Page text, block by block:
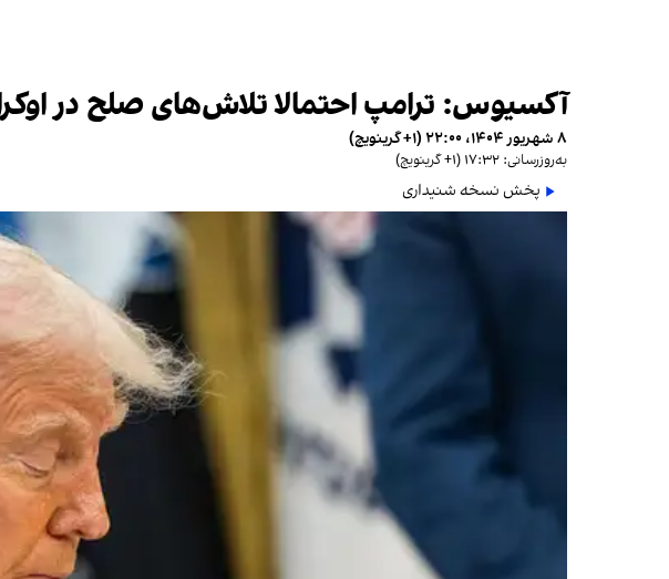
آکسیوس: ترامپ احتمالا تلاش‌های صلح در
۸ شهریور ۱۴۰۴، ۲۲:۰۰ (‎+۱ گرینویچ)
به‌روزرسانی: ۱۷:۳۲ (‎+۱ گرینویچ)
پخش نسخه شنیداری